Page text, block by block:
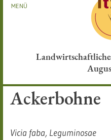
MENÜ
Ackerbohne
Vicia faba, Leguminosae​